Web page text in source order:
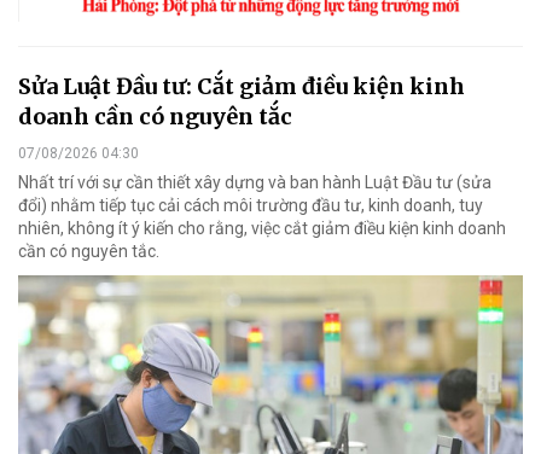
Sửa Luật Đầu tư: Cắt giảm điều kiện kinh
doanh cần có nguyên tắc
07/08/2026 04:30
Nhất trí với sự cần thiết xây dựng và ban hành Luật Đầu tư (sửa
đổi) nhằm tiếp tục cải cách môi trường đầu tư, kinh doanh, tuy
nhiên, không ít ý kiến cho rằng, việc cắt giảm điều kiện kinh doanh
cần có nguyên tắc.